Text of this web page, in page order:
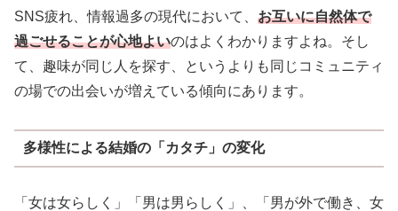
SNS疲れ、情報過多の現代において、 お互いに自然体で
過ごせることが心地よいのはよくわかりますよね。そし
て、趣味が同じ人を探す、というよりも同じコミュニティ
の場での出会いが増えている傾向にあります。
多様性による結婚の「カタチ」の変化
「女は女らしく」「男は男らしく」、「男が外で働き、女